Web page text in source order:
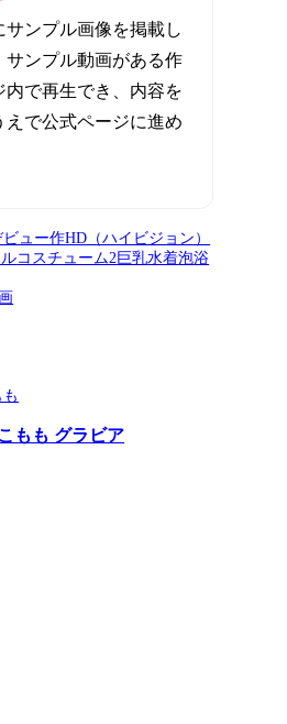
サンプル画像を掲載し
サンプル動画がある作
内で再生でき、内容を
えで公式ページに進め
ビュー作HD（ハイビジョン）
コスチューム2巨乳水着泡浴
もも グラビア